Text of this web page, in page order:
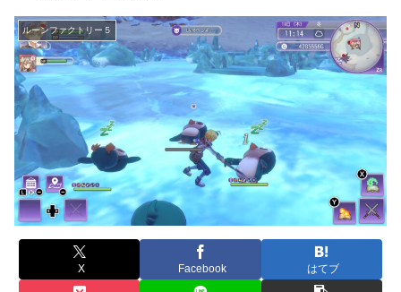
ルーンファクトリー５
X Facebook はてブ